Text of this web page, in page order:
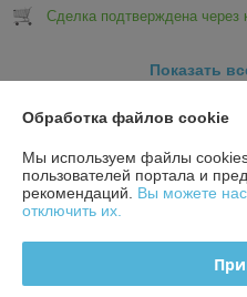
Сделка подтверждена через
Показать
Контакты
Доставка и оплата
Обработка файлов cookie
Мы используем файлы
пользователей портала и
рекомендаций. Вы можете
отключить их.